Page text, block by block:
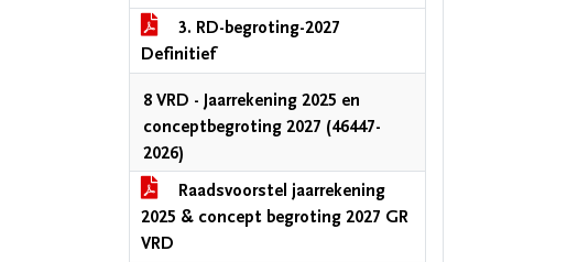
3. RD-begroting-2027
Definitief
8 VRD - Jaarrekening 2025 en
conceptbegroting 2027 (46447-
2026)
Raadsvoorstel jaarrekening
2025 & concept begroting 2027 GR
VRD